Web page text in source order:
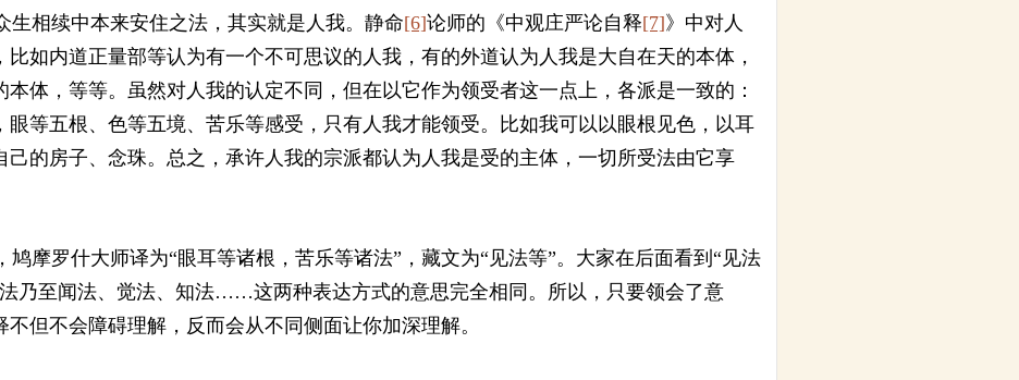
相续中本来安住之法，其实就是人我。静命[6]论师的《中观庄严论自释[7]》中对人
比如内道正量部等认为有一个不可思议的人我，有的外道认为人我是大自在天的本体，
体，等等。虽然对人我的认定不同，但在以它作为领受者这一点上，各派是一致的：
眼等五根、色等五境、苦乐等感受，只有人我才能领受。比如我可以以眼根见色，以耳
己的房子、念珠。总之，承许人我的宗派都认为人我是受的主体，一切所受法由它享
摩罗什大师译为“眼耳等诸根，苦乐等诸法”，藏文为“见法等”。大家在后面看到“见法
乃至闻法、觉法、知法……这两种表达方式的意思完全相同。所以，只要领会了意
不但不会障碍理解，反而会从不同侧面让你加深理解。